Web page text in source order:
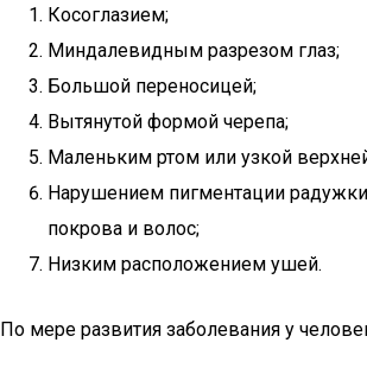
Косоглазием;
Миндалевидным разрезом глаз;
Большой переносицей;
Вытянутой формой черепа;
Маленьким ртом или узкой
Нарушением пигментации
покрова и волос;
Низким расположением ушей.
По мере развития заболевания у